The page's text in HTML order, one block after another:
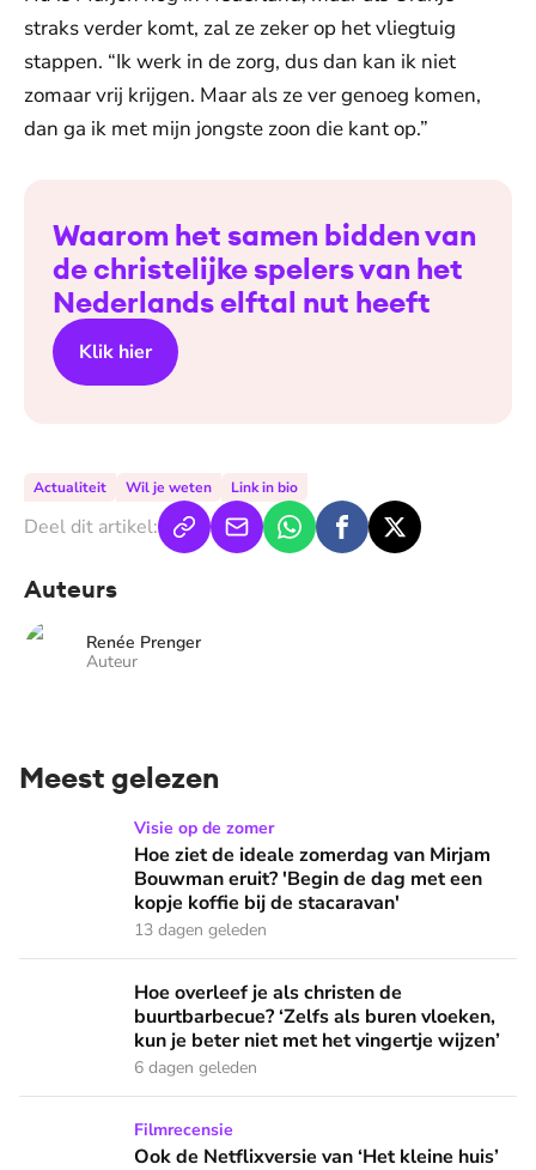
straks verder komt, zal ze zeker op het vliegtuig
stappen. “Ik werk in de zorg, dus dan kan ik niet
zomaar vrij krijgen. Maar als ze ver genoeg komen,
dan ga ik met mijn jongste zoon die kant op.”
Waarom het samen bidden van
de christelijke spelers van het
Nederlands elftal nut heeft
Klik hier
Actualiteit Wil je weten Link in bio
Deel dit artikel:
Auteurs
Renée Prenger
Auteur
Meest gelezen
Hoe ziet de ideale zomerdag van Mirjam Bouwman eruit?
Visie op de zomer
Hoe ziet de ideale zomerdag van Mirjam
Bouwman eruit? 'Begin de dag met een
kopje koffie bij de stacaravan'
13 dagen geleden
Hoe overleef je als christen de buurtbarbecue? ‘Zelfs als
Hoe overleef je als christen de
buurtbarbecue? ‘Zelfs als buren vloeken,
kun je beter niet met het vingertje wijzen’
6 dagen geleden
Ook de Netflixversie van ‘Het kleine huis’ biedt fijne
Filmrecensie
Ook de Netflixversie van ‘Het kleine huis’